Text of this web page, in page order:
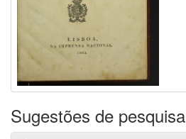
Sugestões de pesquisa